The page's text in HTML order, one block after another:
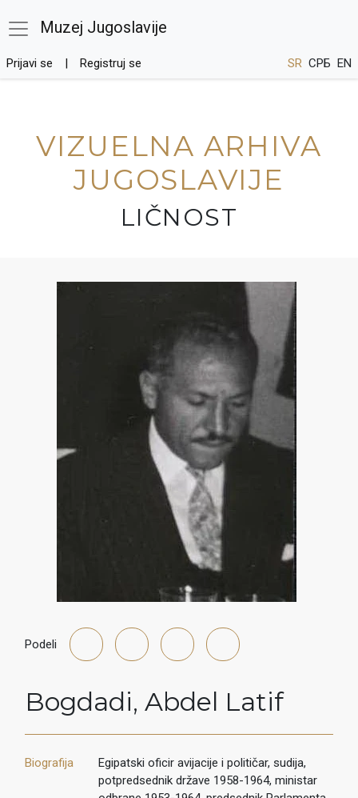
Muzej Jugoslavije
Prijavi se Registruj se SR СРБ EN
VIZUELNA ARHIVA
JUGOSLAVIJE
LIČNOST
Podeli
Bogdadi, Abdel Latif
Biografija
Egipatski oficir avijacije i političar, sudija,
potpredsednik države 1958-1964, ministar